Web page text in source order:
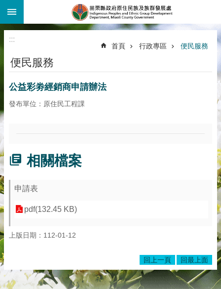
跳到主要內容區塊
:::
首頁 行政專區 便民服務
便民服務
公益彩劵經銷商申請辦法
發布單位：原住民工程課
相關檔案
申請表
pdf(132.45 KB)
上版日期：112-01-12
回上一頁 回最上面